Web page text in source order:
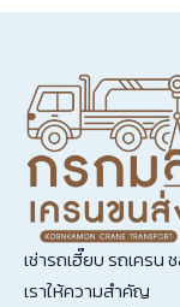
เช่ารถเฮี๊ยบ รถเคร
เราให้ความสำคัญ